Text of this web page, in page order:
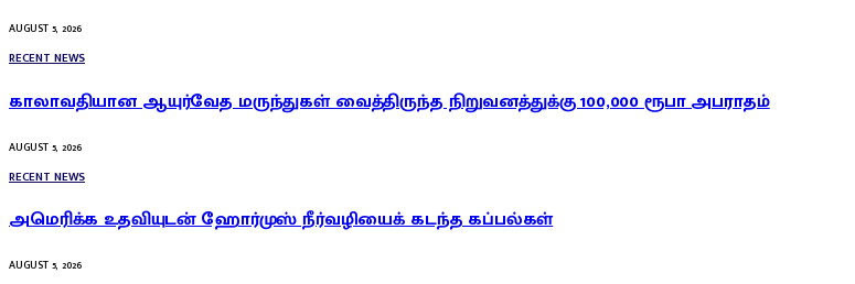
AUGUST 5, 2026
RECENT NEWS
காலாவதியான ஆயுர்வேத மருந்துகள் வைத்திருந்த நிறுவனத்துக்கு 100,000 ரூபா அபராதம்
AUGUST 5, 2026
RECENT NEWS
அமெரிக்க உதவியுடன் ஹோர்முஸ் நீர்வழியைக் கடந்த கப்பல்கள்
AUGUST 5, 2026